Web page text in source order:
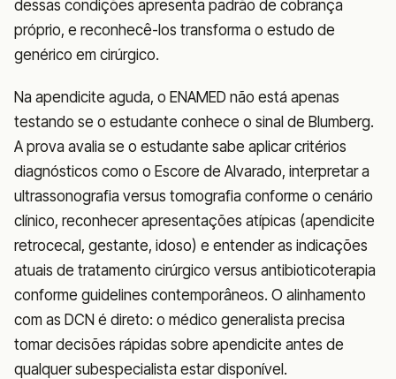
dessas condições apresenta padrão de cobrança
próprio, e reconhecê-los transforma o estudo de
genérico em cirúrgico.
Na apendicite aguda, o ENAMED não está apenas
testando se o estudante conhece o sinal de Blumberg.
A prova avalia se o estudante sabe aplicar critérios
diagnósticos como o Escore de Alvarado, interpretar a
ultrassonografia versus tomografia conforme o cenário
clínico, reconhecer apresentações atípicas (apendicite
retrocecal, gestante, idoso) e entender as indicações
atuais de tratamento cirúrgico versus antibioticoterapia
conforme guidelines contemporâneos. O alinhamento
com as DCN é direto: o médico generalista precisa
tomar decisões rápidas sobre apendicite antes de
qualquer subespecialista estar disponível.